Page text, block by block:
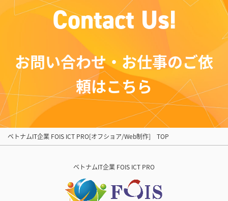
Contact Us!
お問い合わせ・お仕事のご依
頼はこちら
ベトナムIT企業 FOIS ICT PRO[オフショア/Web制作] TOP
ベトナムIT企業 FOIS ICT PRO